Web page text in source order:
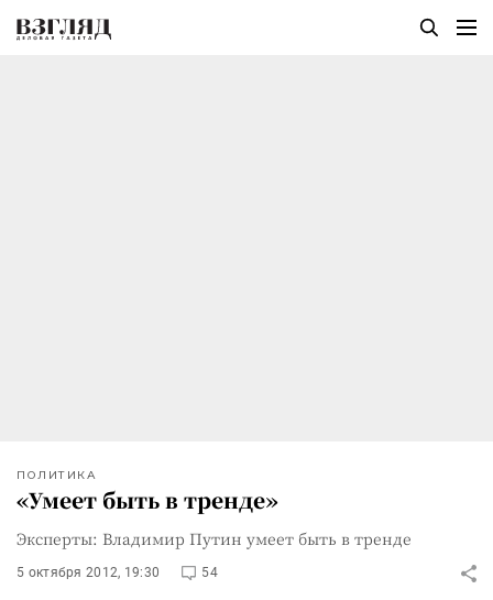
ПОЛИТИКА
«Умеет быть в тренде»
Эксперты: Владимир Путин умеет быть в тренде
5 октября 2012, 19:30 54